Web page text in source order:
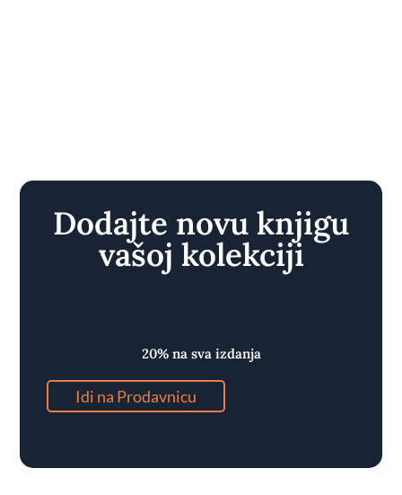
Dodajte novu knjigu
vašoj kolekciji
20% na sva izdanja
Idi na Prodavnicu